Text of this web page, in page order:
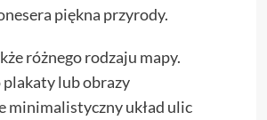
piękna przyrody.
różnego rodzaju mapy.
plakaty lub obrazy
minimalistyczny układ ulic